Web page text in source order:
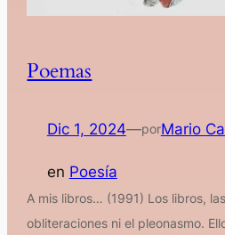
Poemas
Dic 1, 2024—porMario
en Poesía
A mis libros… (1991) Los libros,
obliteraciones ni el pleonasmo.